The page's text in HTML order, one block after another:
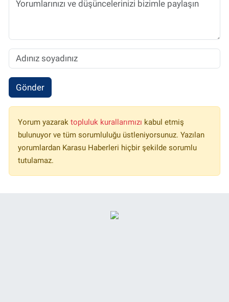
Gönder
Yorum yazarak topluluk kurallarımızı kabul etmiş
bulunuyor ve tüm sorumluluğu üstleniyorsunuz. Yazılan
yorumlardan Karasu Haberleri hiçbir şekilde sorumlu
tutulamaz.